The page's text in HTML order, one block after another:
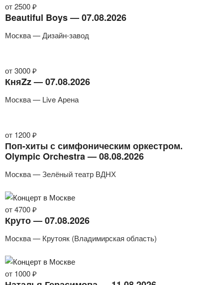
от 2500 ₽
Beautiful Boys — 07.08.2026
Москва — Дизайн-завод
от 3000 ₽
КняZz — 07.08.2026
Москва — Live Арена
от 1200 ₽
Поп-хиты с симфоническим оркестром.
Olympic Orchestra — 08.08.2026
Москва — Зелёный театр ВДНХ
от 4700 ₽
Круто — 07.08.2026
Москва — Крутояк (Владимирская область)
от 1000 ₽